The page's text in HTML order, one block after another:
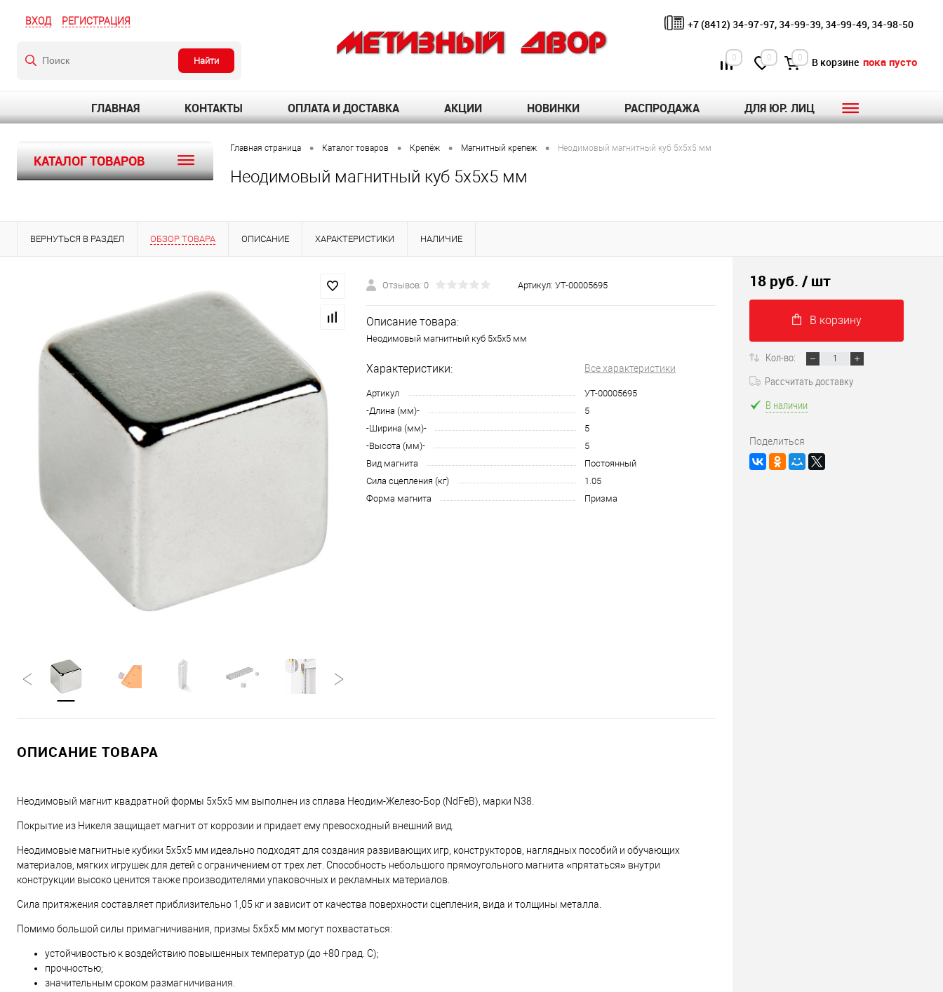
ВХОД РЕГИСТРАЦИЯ
Найти
+7 (8412) 34-97-97, 34-99-39, 34-99-49, 34-98-50
0 0 0 В корзине пока пусто
ГЛАВНАЯ КОНТАКТЫ ОПЛАТА И ДОСТАВКА АКЦИИ НОВИНКИ РАСПРОДАЖА ДЛЯ ЮР. ЛИЦ
КАТАЛОГ ТОВАРОВ
Главная страница • Каталог товаров • Крепёж • Магнитный крепеж • Неодимовый магнитный куб 5х5х5 мм
Неодимовый магнитный куб 5х5х5 мм
ВЕРНУТЬСЯ В РАЗДЕЛ ОБЗОР ТОВАРА ОПИСАНИЕ ХАРАКТЕРИСТИКИ НАЛИЧИЕ
Отзывов: 0 Артикул: УТ-00005695
Описание товара:
Неодимовый магнитный куб 5х5х5 мм
Характеристики: Все характеристики
Артикул
УТ-00005695
-Длина (мм)-
5
-Ширина (мм)-
5
-Высота (мм)-
5
Вид магнита
Постоянный
Сила сцепления (кг)
1.05
Форма магнита
Призма
ОПИСАНИЕ ТОВАРА
Неодимовый магнит квадратной формы 5х5х5 мм выполнен из сплава Неодим-Железо-Бор (NdFeB), марки N38.
Покрытие из Никеля защищает магнит от коррозии и придает ему превосходный внешний вид.
Неодимовые магнитные кубики 5х5х5 мм идеально подходят для создания развивающих игр, конструкторов, наглядных пособий и обучающих
материалов, мягких игрушек для детей с ограничением от трех лет. Способность небольшого прямоугольного магнита «прятаться» внутри
конструкции высоко ценится также производителями упаковочных и рекламных материалов.
Сила притяжения составляет приблизительно 1,05 кг и зависит от качества поверхности сцепления, вида и толщины металла.
Помимо большой силы примагничивания, призмы 5х5х5 мм могут похвастаться:
устойчивостью к воздействию повышенных температур (до +80 град. C);
прочностью;
значительным сроком размагничивания.
18 руб. / шт
В корзину
Кол-во:
Рассчитать доставку
В наличии
Поделиться